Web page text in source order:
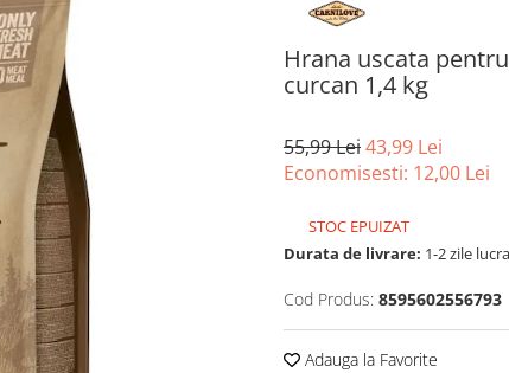
Hrana uscata
curcan 1,4 kg
55,99 Lei43,99 Lei
Economisesti: 12,00 Lei
STOC EPUIZAT
Durata de livrare: 1-2 zile
Cod Produs: 8595602556793
Adauga la Favorite